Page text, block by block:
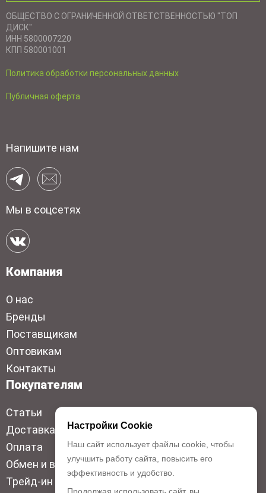
ОБЩЕСТВО С ОГРАНИЧЕННОЙ ОТВЕТСТВЕННОСТЬЮ "ТОП
ДИСК"
ИНН 5800007220
КПП 580001001
Политика обработки персональных данных
Публичная оферта
Напишите нам
Мы в соцсетях
Компания
О нас
Бренды
Поставщикам
Оптовикам
Контакты
Покупателям
Статьи
Доставка
Оплата
Обмен и возврат
Трейд-ин
Настройки Cookie
Наш сайт использует файлы cookie, чтобы
улучшить работу сайта, повысить его
эффективность и удобство.